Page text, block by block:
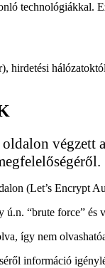
technológiákkal.
hirdetési
oldalon végzett
(Let’s Encrypt
“brute force” és
így nem
információ